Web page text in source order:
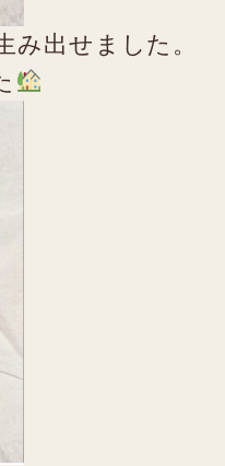
出せました。